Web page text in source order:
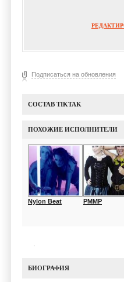
Подписаться на обновления
СОСТАВ TIKTAK
ПОХОЖИЕ ИСПОЛНИТЕЛИ
Nylon Beat PMMP
БИОГРАФИЯ